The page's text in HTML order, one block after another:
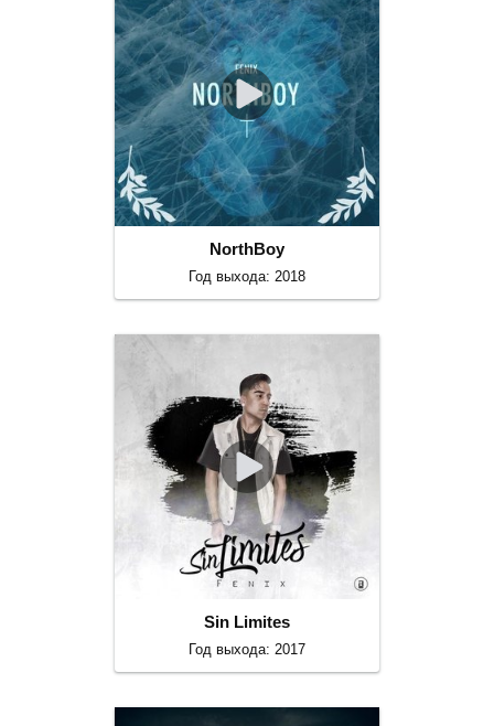
NorthBoy
Год выхода: 2018
Sin Limites
Год выхода: 2017